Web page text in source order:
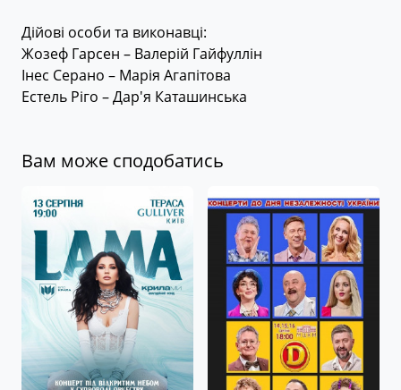
Дійові особи та виконавці:
Жозеф Гарсен – Валерій Гайфуллін
Інес Серано – Марія Агапітова
Естель Ріго – Дар'я Каташинська
Вам може сподобатись